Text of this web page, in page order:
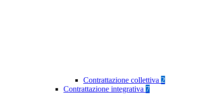
Contrattazione collettiva 2
Contrattazione integrativa 7